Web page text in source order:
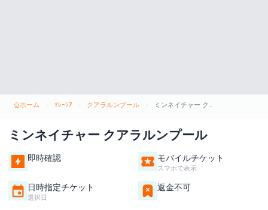
ホーム ﾏﾚｰｼｱ クアラルンプール ミンネイチャー クアラルンプール
ミンネイチャー クアラルンプール
即時確認 モバイルチケット
スマホで表示
日時指定チケット
選択日
返金不可